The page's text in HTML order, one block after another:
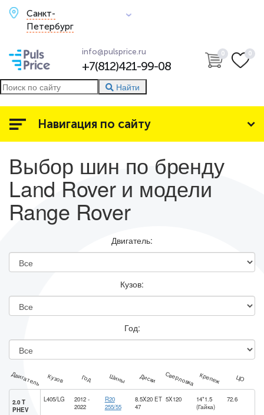
Санкт-
Петербург
info@pulsprice.ru
+7(812)421-99-08
0 0
Найти
Навигация по сайту
Выбор шин по бренду ​
Land Rover и модели ​
Range Rover
Двигатель:
Кузов:
Год:
Двигатель Кузов Год Шины Диски Сверловка Крепеж ЦО
2.0 T
PHEV
L405/LG
2012 -
2022
R20
255/55
8.5X20 ET
47
5X120
14*1.5
(Гайка)
72.6